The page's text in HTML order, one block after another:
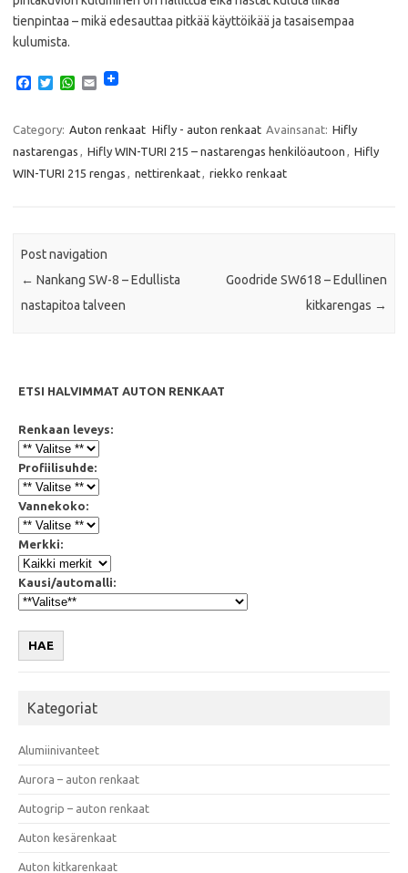
tienpintaa – mikä edesauttaa pitkää käyttöikää ja tasaisempaa
kulumista.
e
b
o
o
T
t
t
e
r
W
t
A
p
E
i
Category: Auton renkaat Hifly - auton renkaat Avainsanat: Hifly
nastarengas
Hifly WIN-TURI 215 – nastarengas henkilöautoon
Hifly
WIN-TURI 215 rengas
nettirenkaat riekko renkaat
Post navigation
← Nankang SW-8 – Edullista
nastapitoa talveen
Goodride SW618 – Edullinen
kitkarengas →
ETSI HALVIMMAT AUTON RENKAAT
Renkaan leveys:
Profiilisuhde:
Vannekoko:
Merkki:
Kausi/automalli:
HAE
Kategoriat
Alumiinivanteet
Aurora – auton renkaat
Autogrip – auton renkaat
Auton kesärenkaat
Auton kitkarenkaat